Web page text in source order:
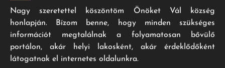
Nagy szeretettel köszöntöm Önöket Vál község
honlapján. Bízom benne, hogy minden szükséges
információt megtalálnak a folyamatosan bővülő
portálon, akár helyi lakosként, akár érdeklődőként
látogatnak el internetes oldalunkra.